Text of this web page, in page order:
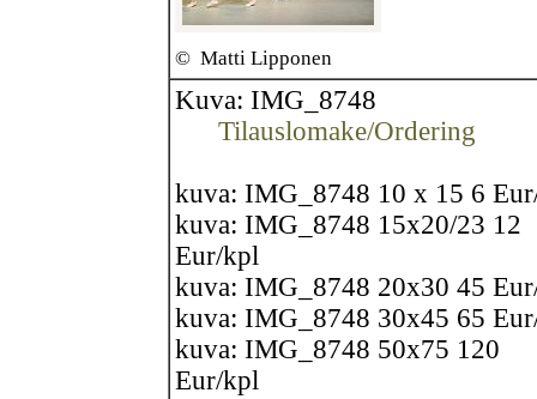
© Matti Lipponen
Kuva: IMG_8748
Tilauslomake/Ordering
kuva: IMG_8748 10 x 15 6
kuva: IMG_8748 15x20/23 12
Eur/kpl
kuva: IMG_8748 20x30 45
kuva: IMG_8748 30x45 65
kuva: IMG_8748 50x75 120
Eur/kpl